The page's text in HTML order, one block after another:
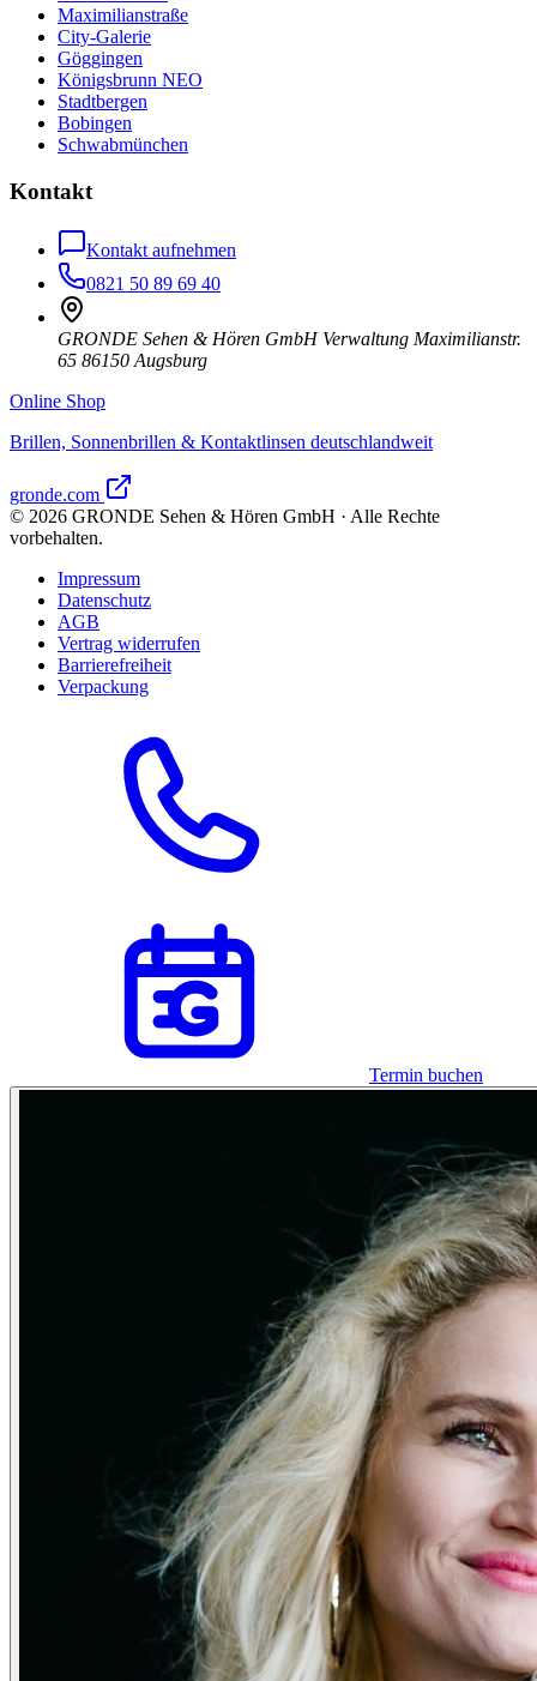
Maximilianstraße
City-Galerie
Göggingen
Königsbrunn NEO
Stadtbergen
Bobingen
Schwabmünchen
Kontakt
Kontakt aufnehmen
0821 50 89 69 40
GRONDE Sehen & Hören GmbH Verwaltung Maximilianstr.
65 86150 Augsburg
Online Shop
Brillen, Sonnenbrillen & Kontaktlinsen deutschlandweit
gronde.com
© 2026 GRONDE Sehen & Hören GmbH · Alle Rechte
vorbehalten.
Impressum
Datenschutz
AGB
Vertrag widerrufen
Barrierefreiheit
Verpackung
Termin buchen